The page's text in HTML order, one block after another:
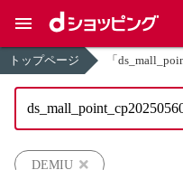
トップページ 「
DEMIU